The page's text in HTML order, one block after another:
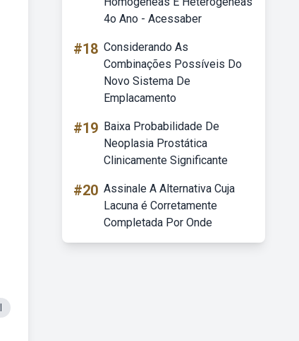
4o Ano - Acessaber
#18 Considerando As
Combinações Possíveis Do
Novo Sistema De
Emplacamento
#19 Baixa Probabilidade De
Neoplasia Prostática
Clinicamente Significante
#20 Assinale A Alternativa Cuja
Lacuna é Corretamente
Completada Por Onde